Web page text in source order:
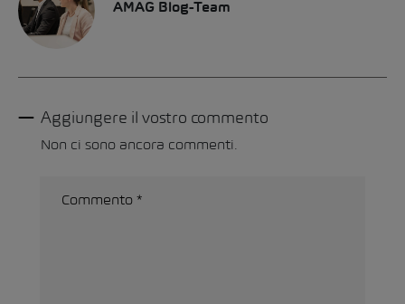
AMAG Blog-Team
Aggiungere il vostro commento
Non ci sono ancora commenti.